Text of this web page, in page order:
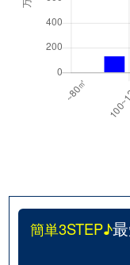
簡単3STEP♪